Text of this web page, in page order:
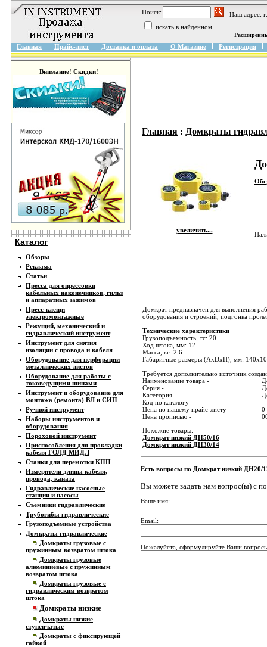
Поиск:
Наш адрес:
искать в найденном
Главная Прайс-лист Доставка и оплата О Магазине Регистрация
Внимание! Скидки!
Каталог
Обзоры
Реклама
Статьи
Пресса для опрессовки
кабельных наконечников, гильз
и аппаратных зажимов
Пресс-клещи
электромонтажные
Режущий, механический и
гидравлический инструмент
Инструмент для снятия
изоляции с провода и кабеля
Оборудование для перфорации
металлических листов
Оборудование для работы с
токоведущими шинами
Инструмент и оборудование для
монтажа (ремонта) ВЛ и СИП
Ручной инструмент
Наборы инструментов и
оборудования
Пороховой инструмент
Приспособления для прокладки
кабеля ГОЛД МИДЛ
Станки для перемотки КПП
Измерители длины кабеля,
провода, каната
Гидравлические насосные
станции и насосы
Съёмники гидравлические
Трубогибы гидравлические
Грузоподъемные устройства
Домкраты гидравлические
Домкраты грузовые с
пружинным возвратом штока
Домкраты грузовые
алюминиевые с пружинным
возвратом штока
Домкраты грузовые с
гидравлическим возвратом
штока
Домкраты низкие
Домкраты низкие
ступенчатые
Домкраты с фиксирующей
гайкой
Главная : Домкраты
увеличить...
Домкрат предназначен для выполнения
оборудования и строений, подгонка
Технические характеристики
Грузоподъемность, тс: 20
Ход штока, мм: 12
Масса, кг: 2.6
Габаритные размеры (AxDxH), мм:
Требуется дополнительно источник
Наименование товара -
Серия -
Категория -
Код по каталогу -
Цена по нашему прайс-листу -
0
Цена прописью -
Похожие товары:
Домкрат низкий ДН50/16
Домкрат низкий ДН30/14
Есть вопросы по Домкрат низкий ДН20/
Вы можете задать нам вопрос(ы) с
Ваше имя:
Email:
Пожалуйста, сформулируйте Ваши